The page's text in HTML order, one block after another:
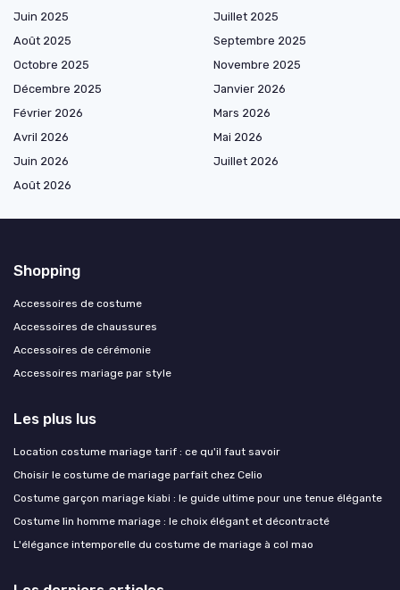
Juin 2025
Juillet 2025
Août 2025
Septembre 2025
Octobre 2025
Novembre 2025
Décembre 2025
Janvier 2026
Février 2026
Mars 2026
Avril 2026
Mai 2026
Juin 2026
Juillet 2026
Août 2026
Shopping
Accessoires de costume
Accessoires de chaussures
Accessoires de cérémonie
Accessoires mariage par style
Les plus lus
Location costume mariage tarif : ce qu'il faut savoir
Choisir le costume de mariage parfait chez Celio
Costume garçon mariage kiabi : le guide ultime pour une tenue élégante
Costume lin homme mariage : le choix élégant et décontracté
L'élégance intemporelle du costume de mariage à col mao